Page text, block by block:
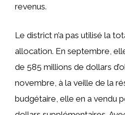
revenus.
Le district n’a pas utilisé la
allocation. En septembre,
de 585 millions de dollars
novembre, à la veille de la
budgétaire, elle en a vendu